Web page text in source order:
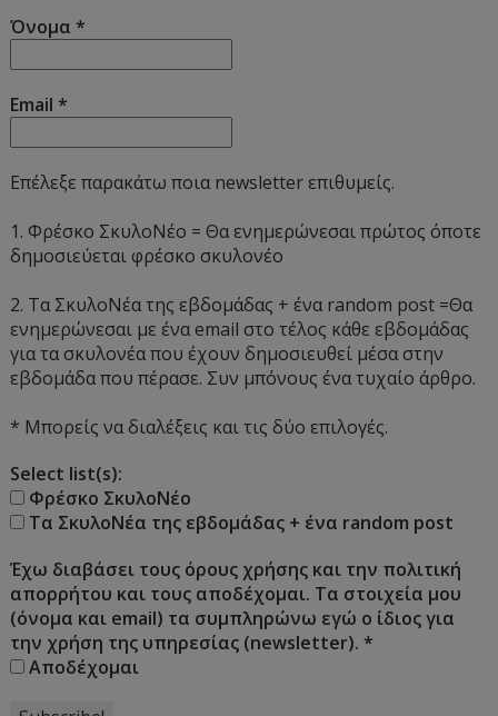
Όνομα*
Email*
Επέλεξε παρακάτω ποια newsletter επιθυμείς.
1. Φρέσκο ΣκυλοΝέο = Θα ενημερώνεσαι πρώτος όποτε
δημοσιεύεται φρέσκο σκυλονέο
2. Τα ΣκυλοΝέα της εβδομάδας + ένα random post =Θα
ενημερώνεσαι με ένα email στο τέλος κάθε εβδομάδας
για τα σκυλονέα που έχουν δημοσιευθεί μέσα στην
εβδομάδα που πέρασε. Συν μπόνους ένα τυχαίο άρθρο.
* Μπορείς να διαλέξεις και τις δύο επιλογές.
Select list(s):
Φρέσκο ΣκυλοΝέο
Τα ΣκυλοΝέα της εβδομάδας + ένα random post
Έχω διαβάσει τους όρους χρήσης και την πολιτική
απορρήτου και τους αποδέχομαι. Τα στοιχεία μου
(όνομα και email) τα συμπληρώνω εγώ ο ίδιος για
την χρήση της υπηρεσίας (newsletter).*
Αποδέχομαι